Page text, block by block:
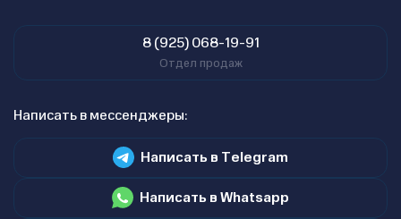
8 (925) 068-19-91
Отдел продаж
Написать в мессенджеры:
Написать в Telegram
Написать в Whatsapp